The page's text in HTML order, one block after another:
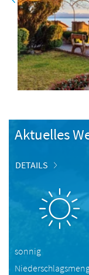
Aktuelles
DETAILS
sonnig